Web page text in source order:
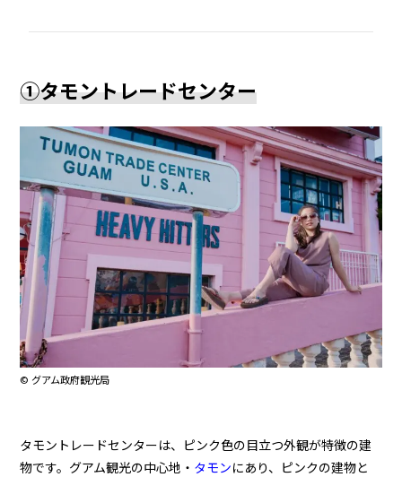
①タモントレードセンター
© グアム政府観光局
タモントレードセンターは、ピンク色の目立つ外観が特徴の建
物です。グアム観光の中心地・ タモンにあり、ピンクの建物と